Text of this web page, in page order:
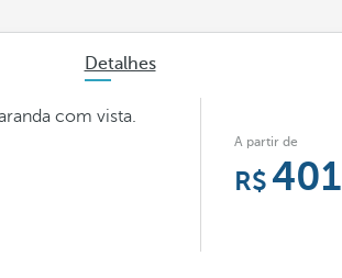
Detalhes
com vista.
A partir de
401